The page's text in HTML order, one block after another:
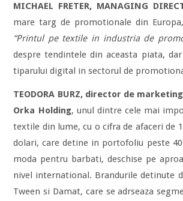
MICHAEL FRETER, MANAGING
mare targ de promotionale din
“Printul pe textile in industria de
despre tendintele din aceasta piata,
tiparului digital in sectorul de
TEODORA BURZ, director de
Orka Holding, unul dintre cele mai
textile din lume, cu o cifra de afaceri de
dolari, care detine in portofoliu peste
moda pentru barbati, deschise pe
nivel international. Brandurile detinute
Tween si Damat, care se adrseaza